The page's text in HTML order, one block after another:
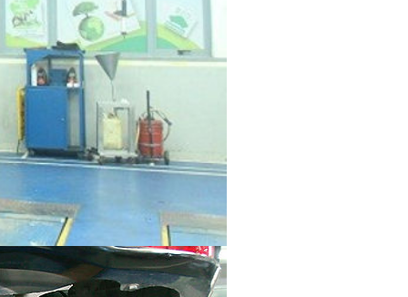
giá lăn bánh mới nhất